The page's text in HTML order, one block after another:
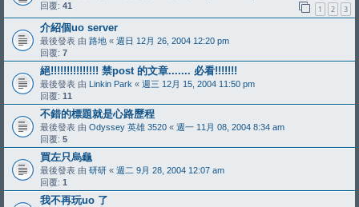
回覆: 41 1 2 3
介紹個uo server
最後發表 由 路地 « 週日 12月 26, 2004 12:20 pm
回覆: 7
絕!!!!!!!!!!!!!!! 禁post 的文章....... 必看!!!!!!!
最後發表 由 Linkin Park « 週三 12月 15, 2004 11:50 pm
回覆: 11
不錯的標題就是心路歷程
最後發表 由 Odyssey 英雄 3520 « 週一 11月 08, 2004 8:34 am
回覆: 5
買左只烏龜
最後發表 由 研研 « 週二 9月 28, 2004 12:07 am
回覆: 1
我不再玩uo 了